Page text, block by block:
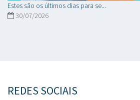
Estes são os últimos dias para se...
30/07/2026
REDES SOCIAIS